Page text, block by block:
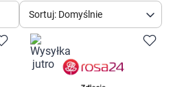
Sortuj: Domyślnie